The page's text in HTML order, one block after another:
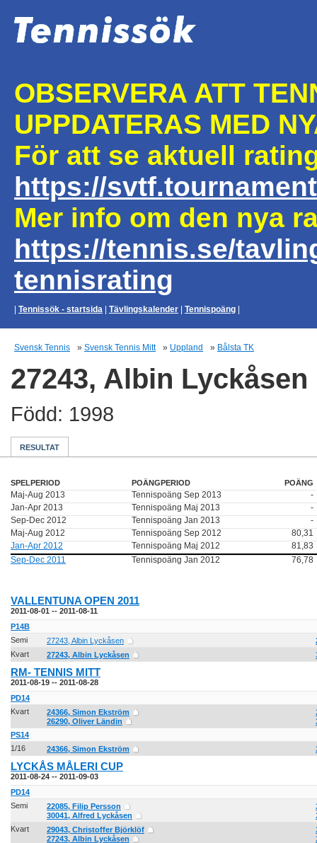
OBSERVERA ATT
UPPDATERAS MED
För att se aktuell
https://
Mer info om den nya
https://tennis.se/
tennisrating
Tennissök - startsida Tävlingskalender Tennispoäng
Svensk Tennis » Svensk Tennis Mitt » Uppland » Bålsta TK
27243, Albin Lyckåsen
Född: 1998
RESULTAT
SPELPERIOD POÄNGPERIOD POÄNG
Maj-Aug 2013 Tennispoäng Sep 2013
-
Jan-Apr 2013
Tennispoäng Maj 2013
-
Sep-Dec 2012
Tennispoäng Jan 2013
-
Maj-Aug 2012
Tennispoäng Sep 2012
80,31
Jan-Apr 2012
Tennispoäng Maj 2012
81,83
Sep-Dec 2011
Tennispoäng Jan 2012 76,78
VALLENTUNA OPEN 2011
2011-08-01 -- 2011-08-11
P14B
Semi
27243, Albin Lyckåsen
Kvart
27243, Albin Lyckåsen
RM- TENNIS MITT
2011-08-19 -- 2011-08-28
PD14
Kvart
24366, Simon Ekström
26290, Oliver Ländin
PS14
1/16
24366, Simon Ekström
LYCKÅS MÅLERI CUP
2011-08-24 -- 2011-09-03
PD14
Semi
22085, Filip Persson
30041, Alfred Lyckåsen
Kvart
29043, Christoffer Björklöf
27243, Albin Lyckåsen